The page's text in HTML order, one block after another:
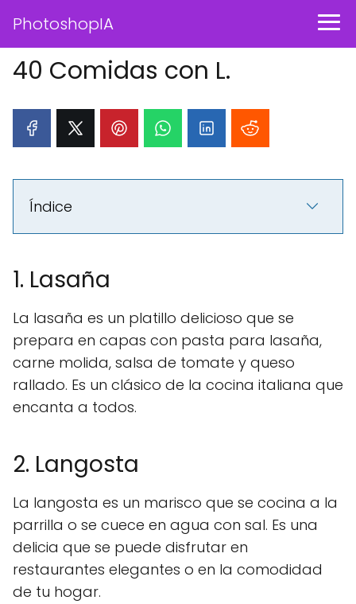
PhotoshopIA
40 Comidas con L.
Índice
1. Lasaña
La lasaña es un platillo delicioso que se
prepara en capas con pasta para lasaña,
carne molida, salsa de tomate y queso
rallado. Es un clásico de la cocina italiana que
encanta a todos.
2. Langosta
La langosta es un marisco que se cocina a la
parrilla o se cuece en agua con sal. Es una
delicia que se puede disfrutar en
restaurantes elegantes o en la comodidad
de tu hogar.